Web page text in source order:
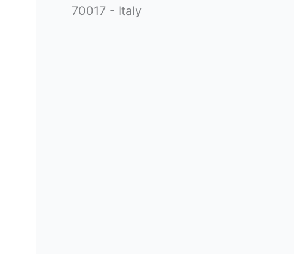
70017 - Italy